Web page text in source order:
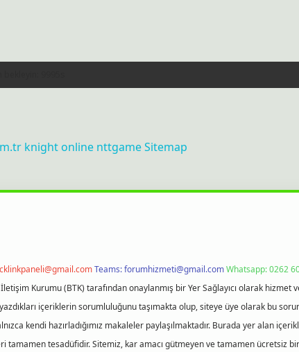
knight online nttgameSitemap
Teams:forumhizmeti@gmail.com Whatsapp: 0262
Kurumu (BTK) tarafından onaylanmış bir Yer Sağlayıcı olarak
içeriklerin sorumluluğunu taşımakta olup, siteye üye olarak bu
kendi hazırladığımız makaleler paylaşılmaktadır. Burada yer alan
tamamen tesadüfidir. Sitemiz, kar amacı gütmeyen ve tamamen ücretsiz